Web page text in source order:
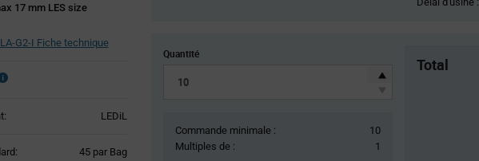
17 mm LES size
G2-I Fiche technique
LEDiL
45 par Bag
Quantité
Commande minimale :
10
Multiples de :
1
Total